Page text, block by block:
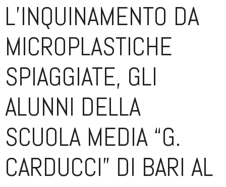
L’INQUINAMENTO DA
MICROPLASTICHE
SPIAGGIATE, GLI
ALUNNI DELLA
SCUOLA MEDIA “G.
CARDUCCI” DI BARI AL